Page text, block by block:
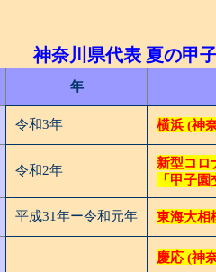
神奈川県代表 夏の甲
年
令和3年 横浜 (神
令和2年
新型コロ
「甲子
平成31年ー令和元年 東海大相
慶応 (神